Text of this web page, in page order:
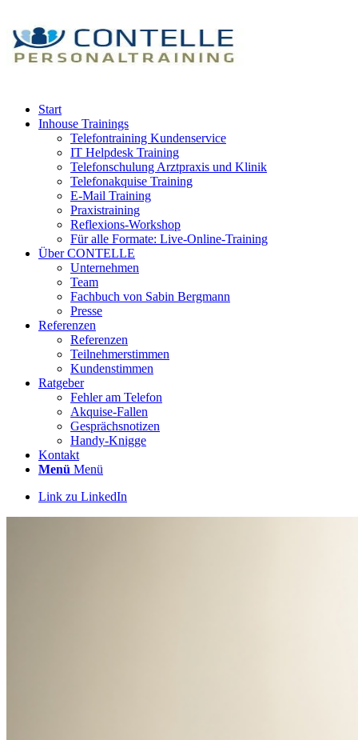
Start
Inhouse Trainings
Telefontraining Kundenservice
IT Helpdesk Training
Telefonschulung Arztpraxis und Klinik
Telefonakquise Training
E-Mail Training
Praxistraining
Reflexions-Workshop
Für alle Formate: Live-Online-Training
Über CONTELLE
Unternehmen
Team
Fachbuch von Sabin Bergmann
Presse
Referenzen
Referenzen
Teilnehmerstimmen
Kundenstimmen
Ratgeber
Fehler am Telefon
Akquise-Fallen
Gesprächsnotizen
Handy-Knigge
Kontakt
Menü Menü
Link zu LinkedIn